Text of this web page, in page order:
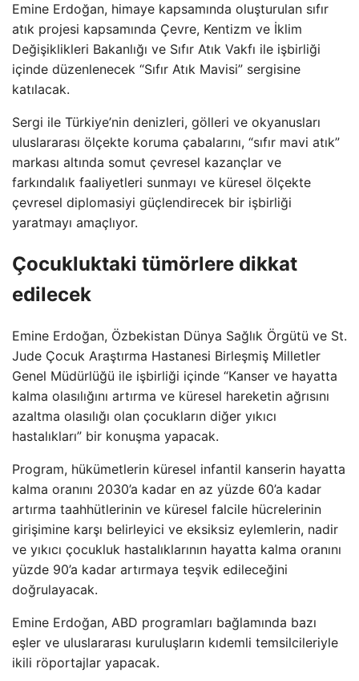
Emine Erdoğan, himaye kapsamında oluşturulan sıfır
atık projesi kapsamında Çevre, Kentizm ve İklim
Değişiklikleri Bakanlığı ve Sıfır Atık Vakfı ile işbirliği
içinde düzenlenecek “Sıfır Atık Mavisi” sergisine
katılacak.
Sergi ile Türkiye’nin denizleri, gölleri ve okyanusları
uluslararası ölçekte koruma çabalarını, “sıfır mavi atık”
markası altında somut çevresel kazançlar ve
farkındalık faaliyetleri sunmayı ve küresel ölçekte
çevresel diplomasiyi güçlendirecek bir işbirliği
yaratmayı amaçlıyor.
Çocukluktaki tümörlere dikkat
edilecek
Emine Erdoğan, Özbekistan Dünya Sağlık Örgütü ve St.
Jude Çocuk Araştırma Hastanesi Birleşmiş Milletler
Genel Müdürlüğü ile işbirliği içinde “Kanser ve hayatta
kalma olasılığını artırma ve küresel hareketin ağrısını
azaltma olasılığı olan çocukların diğer yıkıcı
hastalıkları” bir konuşma yapacak.
Program, hükümetlerin küresel infantil kanserin hayatta
kalma oranını 2030’a kadar en az yüzde 60’a kadar
artırma taahhütlerinin ve küresel falcile hücrelerinin
girişimine karşı belirleyici ve eksiksiz eylemlerin, nadir
ve yıkıcı çocukluk hastalıklarının hayatta kalma oranını
yüzde 90’a kadar artırmaya teşvik edileceğini
doğrulayacak.
Emine Erdoğan, ABD programları bağlamında bazı
eşler ve uluslararası kuruluşların kıdemli temsilcileriyle
ikili röportajlar yapacak.